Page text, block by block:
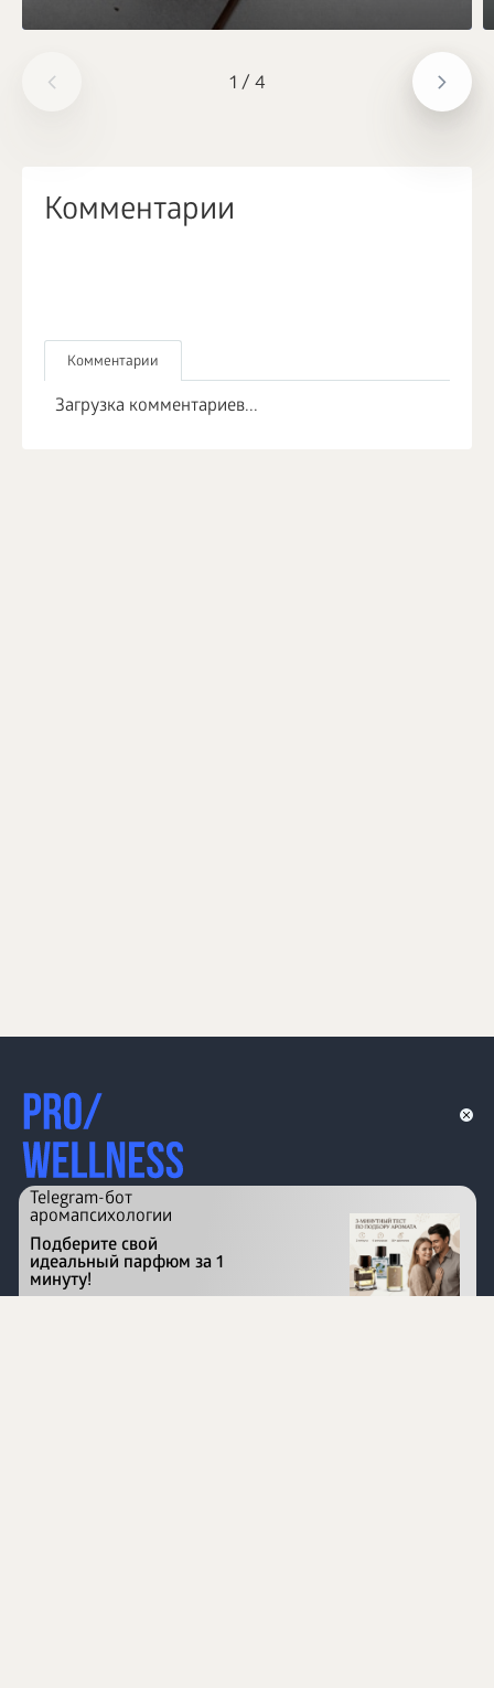
1 / 4
Комментарии
Комментарии
Загрузка комментариев...
Перейти на сайт
Telegram-бот
аромапсихологии
Подберите свой
идеальный парфюм за 1
минуту!